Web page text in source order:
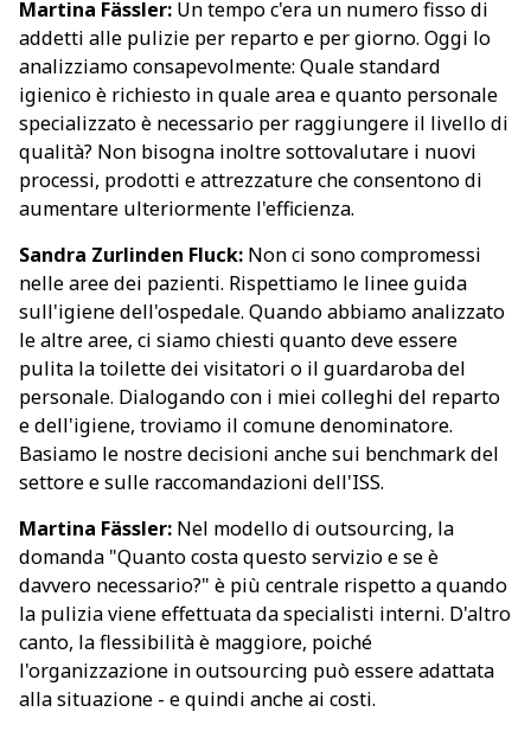
Martina Fässler: Un tempo c'era un numero fisso di
addetti alle pulizie per reparto e per giorno. Oggi lo
analizziamo consapevolmente: Quale standard
igienico è richiesto in quale area e quanto personale
specializzato è necessario per raggiungere il livello di
qualità? Non bisogna inoltre sottovalutare i nuovi
processi, prodotti e attrezzature che consentono di
aumentare ulteriormente l'efficienza.
Sandra Zurlinden Fluck: Non ci sono compromessi
nelle aree dei pazienti. Rispettiamo le linee guida
sull'igiene dell'ospedale. Quando abbiamo analizzato
le altre aree, ci siamo chiesti quanto deve essere
pulita la toilette dei visitatori o il guardaroba del
personale. Dialogando con i miei colleghi del reparto
e dell'igiene, troviamo il comune denominatore.
Basiamo le nostre decisioni anche sui benchmark del
settore e sulle raccomandazioni dell'ISS.
Martina Fässler: Nel modello di outsourcing, la
domanda "Quanto costa questo servizio e se è
davvero necessario?" è più centrale rispetto a quando
la pulizia viene effettuata da specialisti interni. D'altro
canto, la flessibilità è maggiore, poiché
l'organizzazione in outsourcing può essere adattata
alla situazione - e quindi anche ai costi.